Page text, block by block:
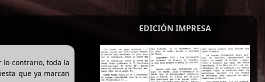
lo contrario, toda la
que ya marcan
EDICIÓN IMPRESA